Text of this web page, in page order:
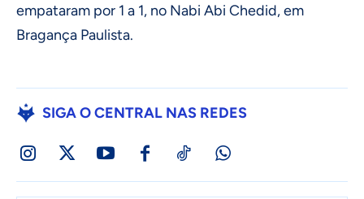
empataram por 1 a 1, no Nabi Abi Chedid, em
Bragança Paulista.
SIGA O CENTRAL NAS REDES